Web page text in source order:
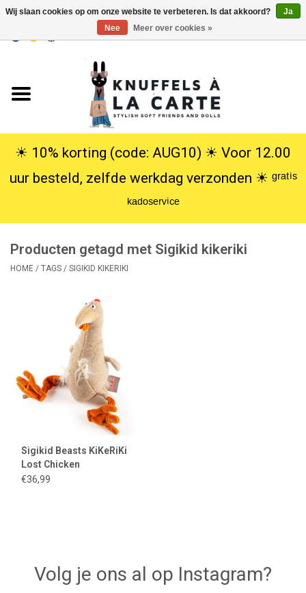
USD
Knuffels
Poppen
SALE
Merken
☀︎ 10% korting (code: AUG10) ☀︎ Voor 12.00
uur besteld, zelfde werkdag verzonden ☀︎ ᵍʳᵃᵗⁱˢ
ᵏᵃᵈᵒˢᵉʳᵛⁱᶜᵉ
Producten getagd met Sigikid kikeriki
HOME / TAGS / SIGIKID KIKERIKI
Sigikid Beasts KiKeRiKi
Lost Chicken
€36,99
Volg je ons al op Instagram?
Wij slaan cookies op om onze website te verbeteren. Is dat akkoord?
Ja
Nee
Meer over cookies »